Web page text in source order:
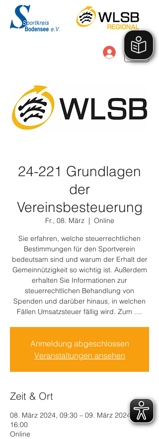
Anmelden
24-221 Grundlagen
der
Vereinsbesteuerung
Fr., 08. März
  |
Online
Sie erfahren, welche steuerrechtlichen
Bestimmungen für den Sportverein
bedeutsam sind und warum der Erhalt der
Gemeinnützigkeit so wichtig ist. Außerdem
erhalten Sie Informationen zur
steuerrechtlichen Behandlung von
Spenden und darüber hinaus, in welchen
Fällen Umsatzsteuer fällig wird. Zum ....
Anmeldung abgeschlossen
Veranstaltungen ansehen
Zeit & Ort
08. März 2024, 09:30 – 09. März 2024,
16:00
Online